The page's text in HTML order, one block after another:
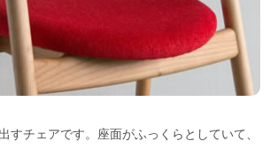
すチェアです。座面がふっくらとしていて、